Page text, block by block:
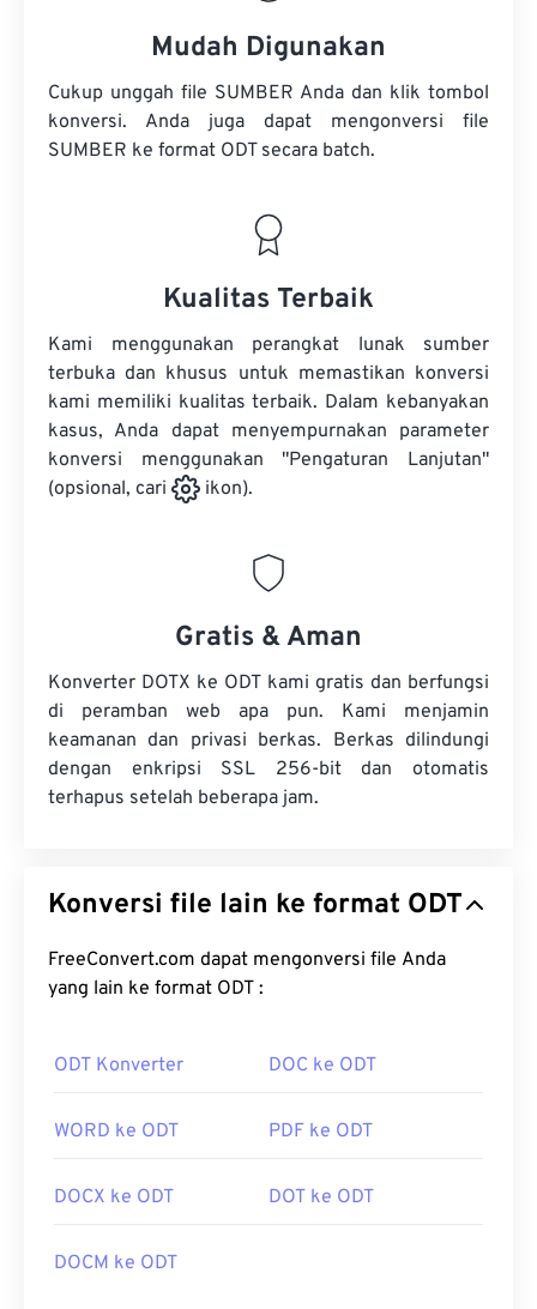
Mudah Digunakan
Cukup unggah file SUMBER Anda dan klik tombol
konversi. Anda juga dapat mengonversi file
SUMBER ke format ODT secara batch.
Kualitas Terbaik
Kami menggunakan perangkat lunak sumber
terbuka dan khusus untuk memastikan konversi
kami memiliki kualitas terbaik. Dalam kebanyakan
kasus, Anda dapat menyempurnakan parameter
konversi menggunakan "Pengaturan Lanjutan"
(opsional, cari
ikon).
Gratis & Aman
Konverter DOTX ke ODT kami gratis dan berfungsi
di peramban web apa pun. Kami menjamin
keamanan dan privasi berkas. Berkas dilindungi
dengan enkripsi SSL 256-bit dan otomatis
terhapus setelah beberapa jam.
Konversi file lain ke format ODT
FreeConvert.com dapat mengonversi file Anda
yang lain ke format ODT :
ODT Konverter DOC ke ODT
WORD ke ODT PDF ke ODT
DOCX ke ODT DOT ke ODT
DOCM ke ODT